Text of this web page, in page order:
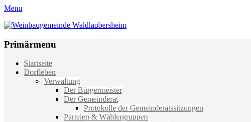
Menu
Weinbaugemeinde Waldlaubersheim
Primärmenu
Weiter
zum
Startseite
Dorfleben
Verwaltung
Der Bürgermeister
Der Gemeinderat
Protokolle der Gemeinderatssitzungen
Parteien & Wählergruppen